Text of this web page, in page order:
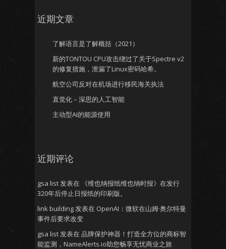
近期文章
了解语言是了解概括（2021）
新的TONTOU CPU攻击绕过了关于Spectre v2
的修复措施，泄漏了Linux密码哈希。
航空公司反对在机场进行移民海关执法
直觉化 – 深思的人工智能
主动型AI的能源使用
近期评论
gsa list发表在
《维也纳报纸维也纳时报》在发行
320年后停止日报纸的印刷版。
link building发表在 OpenAI：微软在山姆·奥尔特曼
事件后要求改变
gsa list发表在 品牌保护神器！打造全方位的商标智
能监测，NameAlerts.io助您畅享无忧商业之旅